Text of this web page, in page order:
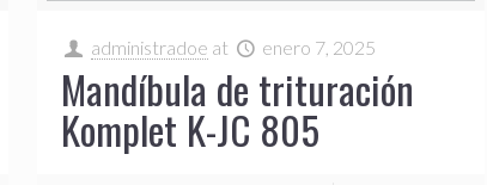
administradoe at enero 7, 2025
Mandíbula de trituración
Komplet K-JC 805